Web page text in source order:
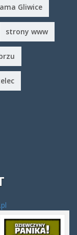
Gliwice
strony www